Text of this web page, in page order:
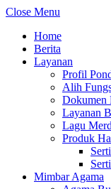
Close Menu
Home
Berita
Layanan
Profil
Alih
Dokumen
Layanan
Lagu
Produk
Mimbar Agama